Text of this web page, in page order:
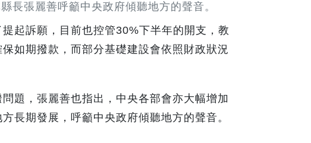
長張麗善呼籲中央政府傾聽地方的聲音。
起訴願，目前也控管30%下半年的開支，教
如期撥款，而部分基礎建設會依照財政狀況
題，張麗善也指出，中央各部會亦大幅增加
長期發展，呼籲中央政府傾聽地方的聲音。